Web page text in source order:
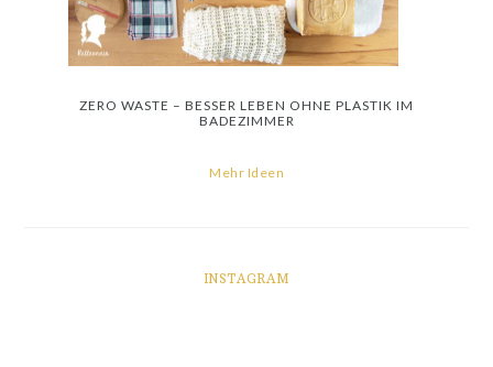
ZERO WASTE – BESSER LEBEN OHNE PLASTIK IM
BADEZIMMER
Mehr Ideen
INSTAGRAM